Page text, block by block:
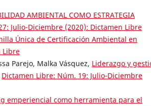
AMBIENTAL COMO ESTRATEGIA
Julio-Diciembre (2020): Dictamen Libre
Única de Certificación Ambiental en
Libre
Parejo, Malka Vásquez, Liderazgo y
Dictamen Libre: Núm. 19: Julio-Diciembre
emperiencial como herramienta para el